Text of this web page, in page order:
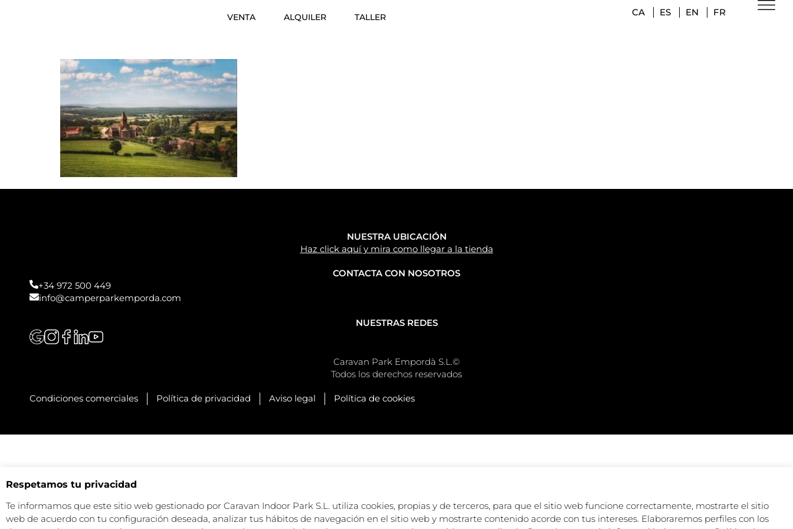
VENTA ALQUILER TALLER CA ES EN FR
NUESTRA UBICACIÓN
Haz click aquí y mira como llegar a la tienda
CONTACTA CON NOSOTROS
+34 972 500 449
info@camperparkemporda.com
NUESTRAS REDES
Caravan Park Empordà S.L.©
Todos los derechos reservados
Condiciones comerciales Política de privacidad Aviso legal Política de cookies
Respetamos tu privacidad
Te informamos que este sitio web gestionado por Caravan Indoor Park S.L. utiliza cookies, propias y de terceros, para que el sitio web funcione correctamente, mostrarte el sitio
web de acuerdo con tu configuración deseada, analizar tus hábitos de navegación en el sitio web y mostrarte contenido acorde con tus intereses. Elaboraremos perfiles con los